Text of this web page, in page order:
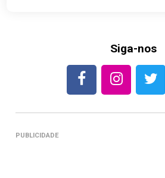
Siga-nos
PUBLICIDADE